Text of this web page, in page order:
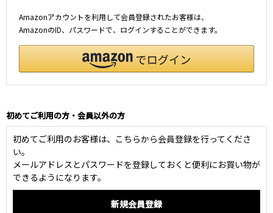
Amazonアカウントを利用して会員登録されたお客様は、
AmazonのID、パスワードで、ログインすることができます。
初めてご利用の方・会員以外の方
初めてご利用のお客様は、こちらから会員登録を行ってくださ
い。
メールアドレスとパスワードを登録しておくと便利にお買い物が
できるようになります。